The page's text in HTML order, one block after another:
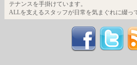
テナンスを手掛けています。
ALLを支えるスタッフが日常を気まぐれに綴っ